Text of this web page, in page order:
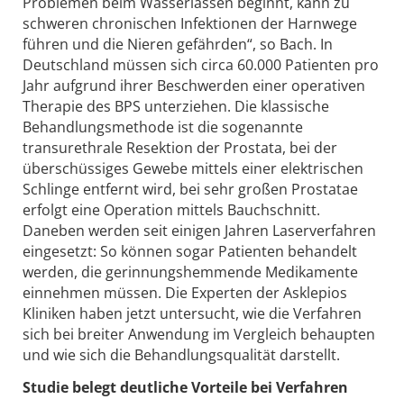
schweren chronischen Infektionen der Harnwege
führen und die Nieren gefährden“, so Bach. In
Deutschland müssen sich circa 60.000 Patienten pro
Jahr aufgrund ihrer Beschwerden einer operativen
Therapie des BPS unterziehen. Die klassische
Behandlungsmethode ist die sogenannte
transurethrale Resektion der Prostata, bei der
überschüssiges Gewebe mittels einer elektrischen
Schlinge entfernt wird, bei sehr großen Prostatae
erfolgt eine Operation mittels Bauchschnitt.
Daneben werden seit einigen Jahren Laserverfahren
eingesetzt: So können sogar Patienten behandelt
werden, die gerinnungshemmende Medikamente
einnehmen müssen. Die Experten der Asklepios
Kliniken haben jetzt untersucht, wie die Verfahren
sich bei breiter Anwendung im Vergleich behaupten
und wie sich die Behandlungsqualität darstellt.
Studie belegt deutliche Vorteile bei Verfahren